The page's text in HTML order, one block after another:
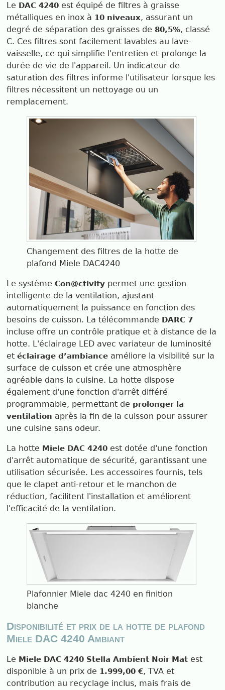
Le DAC 4240 est équipé de filtres à graisse
métalliques en inox à 10 niveaux, assurant un
degré de séparation des graisses de 80,5%, classé
C. Ces filtres sont facilement lavables au lave-
vaisselle, ce qui simplifie l'entretien et prolonge la
durée de vie de l'appareil. Un indicateur de
saturation des filtres informe l'utilisateur lorsque les
filtres nécessitent un nettoyage ou un
remplacement.
Changement des filtres de la hotte de
plafond Miele DAC4240
Le systèmeCon@ctivity permet une gestion
intelligente de la ventilation, ajustant
automatiquement la puissance en fonction des
besoins de cuisson. La télécommande DARC 7
incluse offre un contrôle pratique et à distance de la
hotte. L'éclairage LED avec variateur de luminosité
etéclairage d’ambiance améliore la visibilité sur la
surface de cuisson et crée une atmosphère
agréable dans la cuisine. La hotte dispose
également d'une fonction d'arrêt différé
programmable, permettant de prolonger la
ventilation après la fin de la cuisson pour assurer
une cuisine sans odeur.
La hotte Miele DAC 4240 est dotée d'une fonction
d'arrêt automatique de sécurité, garantissant une
utilisation sécurisée. Les accessoires fournis, tels
que le clapet anti-retour et le manchon de
réduction, facilitent l'installation et améliorent
l'efficacité de la ventilation.
Plafonnier Miele dac 4240 en finition
blanche
Disponibilité et prix de la hotte de plafond
Miele DAC 4240 Ambiant
Le Miele DAC 4240 Stella Ambient Noir Mat est
disponible à un prix de 1.999,00 €, TVA et
contribution au recyclage inclus, mais frais de